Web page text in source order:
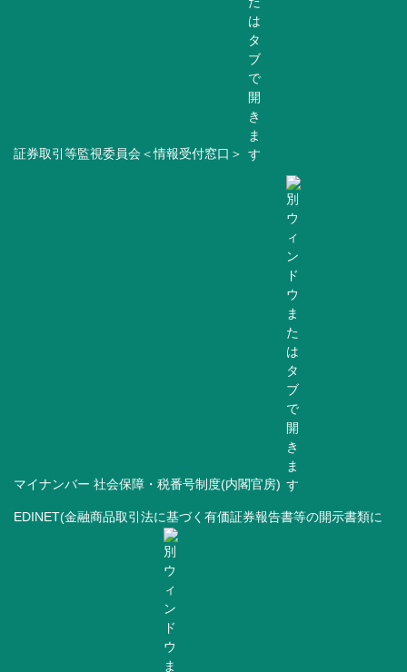
証券取引等監視委員会＜情報受付窓口＞
マイナンバー 社会保障・税番号制度(内閣官房)
EDINET(金融商品取引法に基づく有価証券報告書等の開示書類に